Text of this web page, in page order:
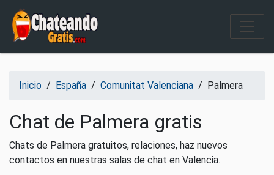
Salir del contenido
Inicio / España / Comunitat Valenciana / Palmera
Chat de Palmera gratis
Chats de Palmera gratuitos, relaciones, haz nuevos
contactos en nuestras salas de chat en Valencia.